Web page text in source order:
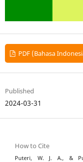
PDF (Bahasa
Published
2024-03-31
How to Cite
Puteri, W. J. A., &